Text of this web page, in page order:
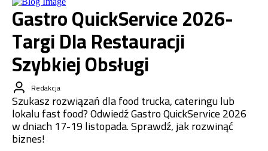
Gastro QuickService 2026-
Targi Dla Restauracji
Szybkiej Obsługi
Redakcja
Szukasz rozwiązań dla food trucka, cateringu lub
lokalu fast food? Odwiedź Gastro QuickService 2026
w dniach 17-19 listopada. Sprawdź, jak rozwinąć
biznes!